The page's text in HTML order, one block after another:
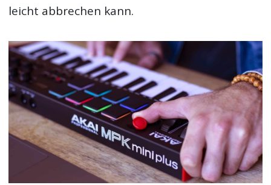
leicht abbrechen kann.